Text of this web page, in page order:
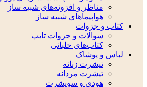
مناظر و افزونه‌های شبیه ساز
هواپیماهای شبیه ساز
کتاب و جزوات
سوالات و جزوات تایپ
کتاب‌های خلبانی
لباس و پوشاک
تیشرت زنانه
تیشرت مردانه
هودی و سویشرت